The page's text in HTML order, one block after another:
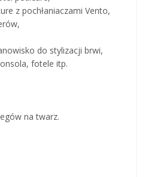
z pochłaniaczami Vento,
do stylizacji brwi,
fotele itp.
na twarz.